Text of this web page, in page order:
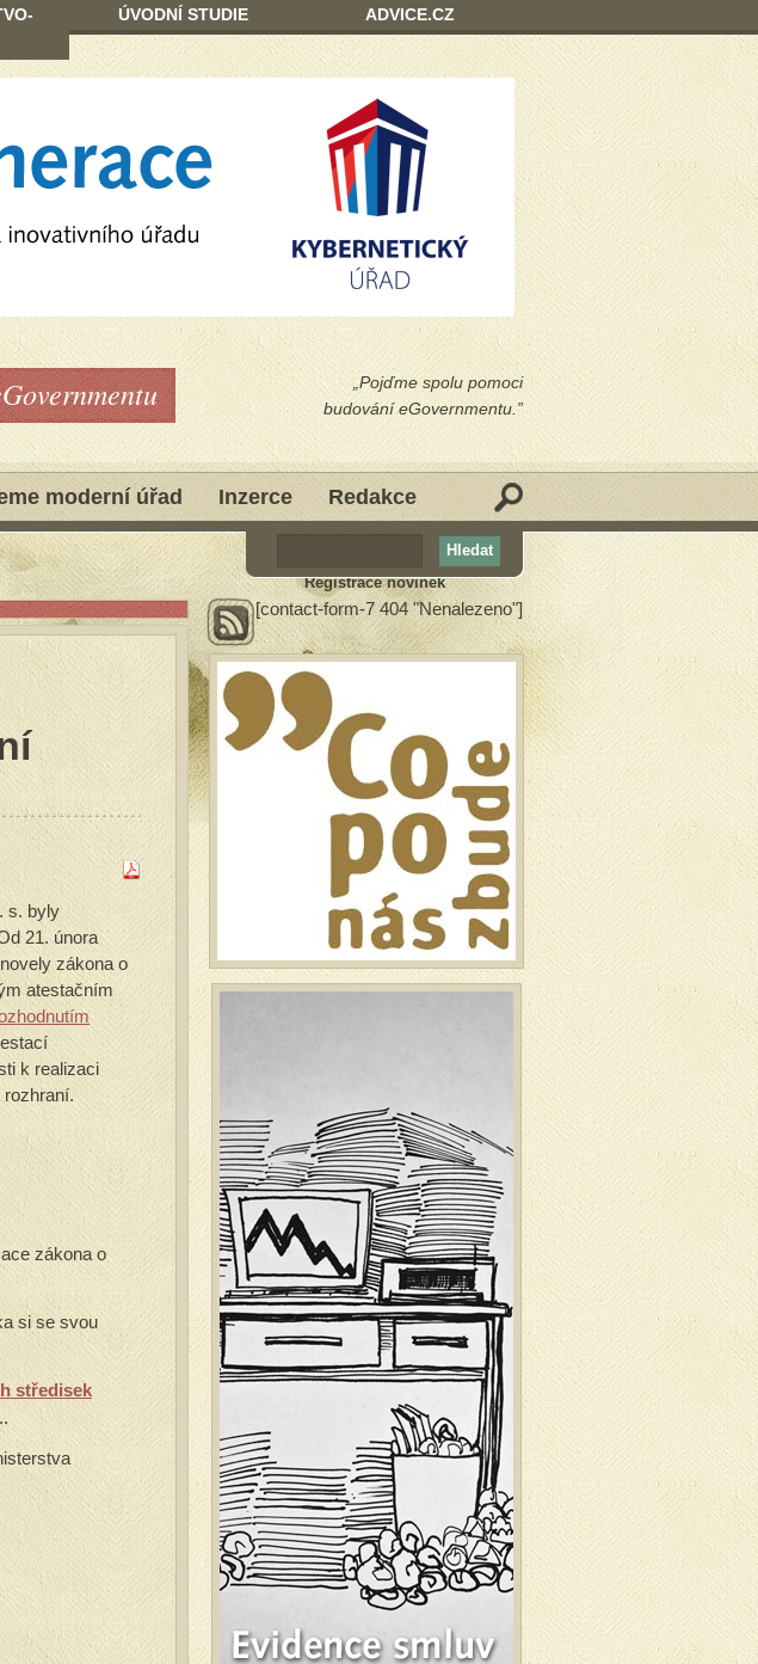
„Pojďme spolu pomoci
budování eGovernmentu.”
moderní úřad Inzerce Redakce
s. byly
21. února
zákona o
atestačním
k realizaci
zákona o
si se svou
středisek
Registrace novinek
[contact-form-7 404 "Nenalezeno"]
ÚVODNÍ STUDIE ADVICE.CZ